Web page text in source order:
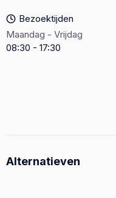
Bezoektijden
Maandag - Vrijdag
08:30 - 17:30
Alternatieven